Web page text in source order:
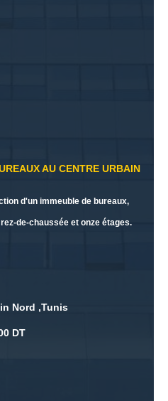
AU CENTRE URBAIN
d'un immeuble de bureaux,
de-chaussée et onze étages.
Nord ,Tunis
DT